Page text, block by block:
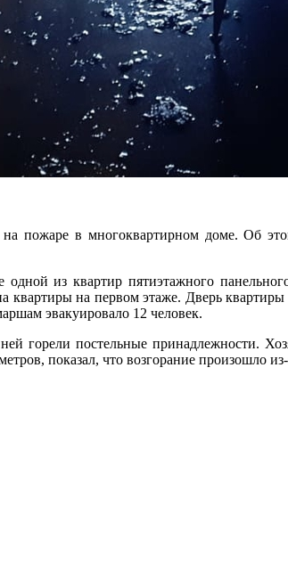
пожаре в многоквартирном доме. Об
из квартир пятиэтажного
на первом этаже. Дверь
эвакуировало 12 человек.
горели постельные принадлежности.
показал, что возгорание произошло